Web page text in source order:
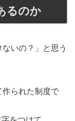
るのか
いの？」と思う
作られた制度で